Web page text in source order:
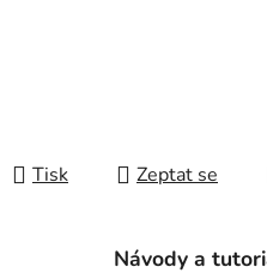
Tisk Zeptat se
Návody a